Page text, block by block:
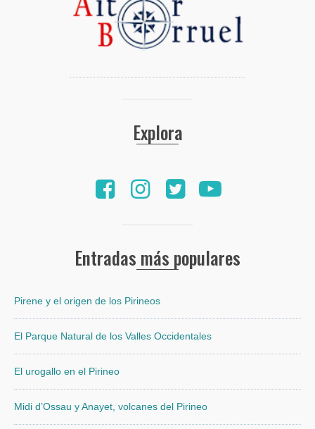
Explora
Entradas más populares
Pirene y el origen de los Pirineos
El Parque Natural de los Valles Occidentales
El urogallo en el Pirineo
Midi d’Ossau y Anayet, volcanes del Pirineo